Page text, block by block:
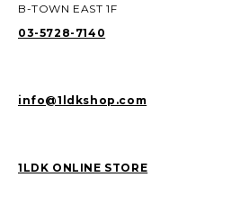
B-TOWN EAST 1F
03-5728-7140
info@1ldkshop.com
1LDK ONLINE STORE